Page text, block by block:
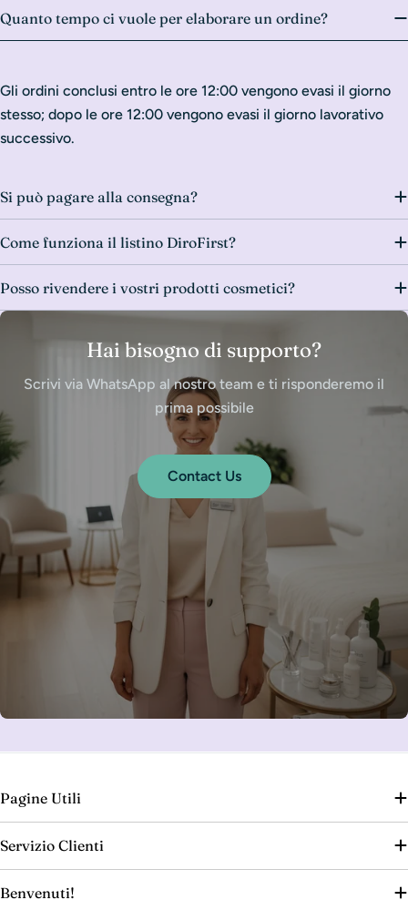
Hai bisogno di supporto?
Scrivi via WhatsApp al nostro team e ti risponderemo il
prima possibile
Contact Us
Quanto tempo ci vuole per elaborare un ordine?
Gli ordini conclusi entro le ore 12:00 vengono evasi il giorno
stesso; dopo le ore 12:00 vengono evasi il giorno lavorativo
successivo.
Si può pagare alla consegna?
Come funziona il listino DiroFirst?
Posso rivendere i vostri prodotti cosmetici?
Pagine Utili
Servizio Clienti
Benvenuti!